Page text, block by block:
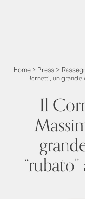
Home > Press >
Bernetti, un grande
Il